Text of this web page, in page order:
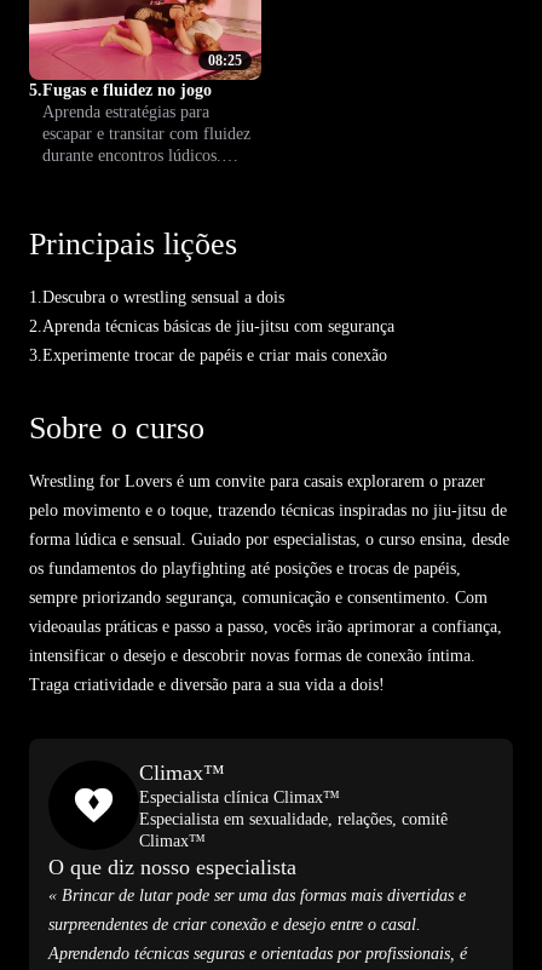
intenso, seguro e prazeroso.
08:25
5.Fugas e fluidez no jogo
Aprenda estratégias para
escapar e transitar com fluidez
durante encontros lúdicos.
Principais lições
1.Descubra o wrestling sensual a dois
2.Aprenda técnicas básicas de jiu-jitsu com segurança
3.Experimente trocar de papéis e criar mais conexão
Sobre o curso
Wrestling for Lovers é um convite para casais explorarem o prazer
pelo movimento e o toque, trazendo técnicas inspiradas no jiu-jitsu de
forma lúdica e sensual. Guiado por especialistas, o curso ensina, desde
os fundamentos do playfighting até posições e trocas de papéis,
sempre priorizando segurança, comunicação e consentimento. Com
videoaulas práticas e passo a passo, vocês irão aprimorar a confiança,
intensificar o desejo e descobrir novas formas de conexão íntima.
Traga criatividade e diversão para a sua vida a dois!
Climax™
Especialista clínica Climax™
Especialista em sexualidade, relações, comitê
Climax™
O que diz nosso especialista
« Brincar de lutar pode ser uma das formas mais divertidas e
surpreendentes de criar conexão e desejo entre o casal.
Aprendendo técnicas seguras e orientadas por profissionais, é